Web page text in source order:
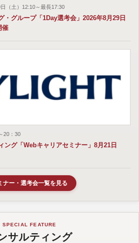
（土）12:10～最長17:30
・グループ「1Day選考会」2026年8月29日
催
20：30
ング「Webキャリアセミナー」8月21日
ナー・選考会一覧を見る
SPECIAL FEATURE
サルティング